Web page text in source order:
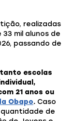
realizadas
mil alunos de
passando de
escolas
21 anos ou
Obapo. Caso
quantidade de